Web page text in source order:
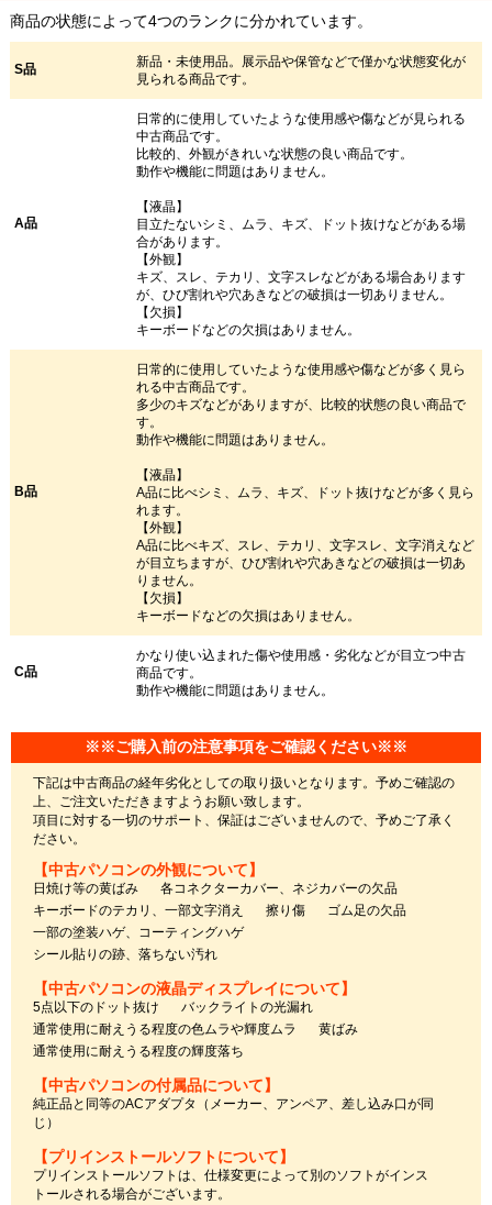
商品の状態によって4つのランクに分かれています。
S品
新品・未使用品。展示品や保管などで僅かな状態変化が
見られる商品です。
A品
日常的に使用していたような使用感や傷などが見られる
中古商品です。
比較的、外観がきれいな状態の良い商品です。
動作や機能に問題はありません。
【液晶】
目立たないシミ、ムラ、キズ、ドット抜けなどがある場
合があります。
【外観】
キズ、スレ、テカリ、文字スレなどがある場合あります
が、ひび割れや穴あきなどの破損は一切ありません。
【欠損】
キーボードなどの欠損はありません。
B品
日常的に使用していたような使用感や傷などが多く見ら
れる中古商品です。
多少のキズなどがありますが、比較的状態の良い商品で
す。
動作や機能に問題はありません。
【液晶】
A品に比べシミ、ムラ、キズ、ドット抜けなどが多く見ら
れます。
【外観】
A品に比べキズ、スレ、テカリ、文字スレ、文字消えなど
が目立ちますが、ひび割れや穴あきなどの破損は一切あ
りません。
【欠損】
キーボードなどの欠損はありません。
C品
かなり使い込まれた傷や使用感・劣化などが目立つ中古
商品です。
動作や機能に問題はありません。
※※ご購入前の注意事項をご確認ください※※
下記は中古商品の経年劣化としての取り扱いとなります。予めご確認の
上、ご注文いただきますようお願い致します。
項目に対する一切のサポート、保証はございませんので、予めご了承く
ださい。
【中古パソコンの外観について】
日焼け等の黄ばみ
各コネクターカバー、ネジカバーの欠品
キーボードのテカリ、一部文字消え
擦り傷
ゴム足の欠品
一部の塗装ハゲ、コーティングハゲ
シール貼りの跡、落ちない汚れ
【中古パソコンの液晶ディスプレイについて】
5点以下のドット抜け
バックライトの光漏れ
通常使用に耐えうる程度の色ムラや輝度ムラ
黄ばみ
通常使用に耐えうる程度の輝度落ち
【中古パソコンの付属品について】
純正品と同等のACアダプタ（メーカー、アンペア、差し込み口が同
じ）
【プリインストールソフトについて】
プリインストールソフトは、仕様変更によって別のソフトがインス
トールされる場合がございます。